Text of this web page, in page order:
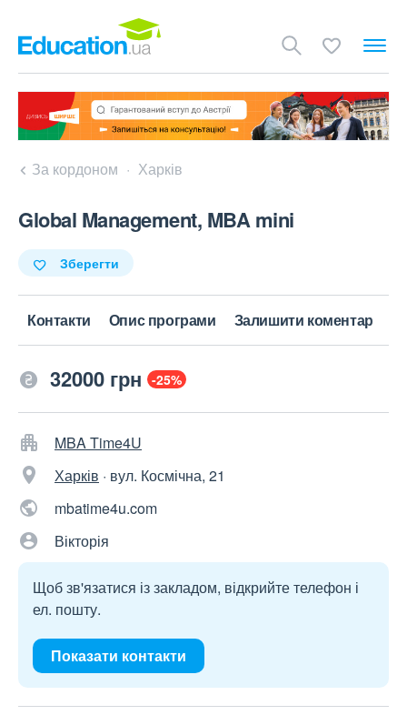
За кордоном Харків
Global Management, MBA mini
Зберегти
Контакти Опис програми Залишити коментар
32000 грн -25%
MBA Time4U
Харків · вул. Космічна, 21
mbatime4u.com
Вікторія
Щоб зв'язатися із закладом, відкрийте телефон і
ел. пошту.
Показати контакти